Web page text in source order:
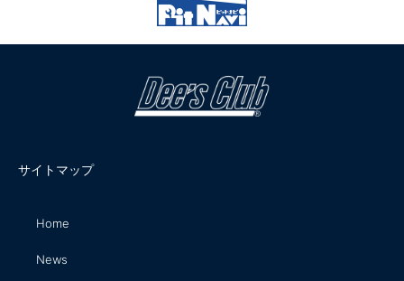
サイトマップ
Home
News